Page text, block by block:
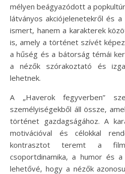
mélyen beágyazódott a
látványos akciójelenetekről és
ismert, hanem a karakterek
is, amely a történet szívét
a hűség és a bátorság témái
a nézők szórakoztató és
lehetnek.
A „Haverok fegyverben”
személyiségekből áll össze,
történet gazdagságához. A
motivációval és célokkal
kontrasztot teremt a film
csoportdinamika, a humor és
lehetővé, hogy a nézők